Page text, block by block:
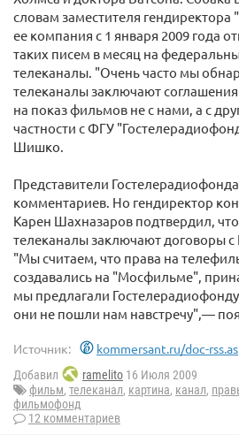
словам заместителя
ее компания с 1 января 2009 года
таких писем в месяц на
телеканалы. "Очень часто мы
телеканалы заключают
на показ фильмов не с нами, а с
частности c ФГУ
Шишко.
Представители
комментариев. Но гендиректор
Карен Шахназаров подтвердил,
телеканалы заключают договоры
"Мы считаем, что права на
создавались на "Мосфильме",
мы предлагали
они не пошли нам навстречу",—
Источник: kommersant.ru/doc-
Добавил ramelito 16 Июля 2009
фильм, телеканал, картина, канал,
фильмофонд
12 комментариев